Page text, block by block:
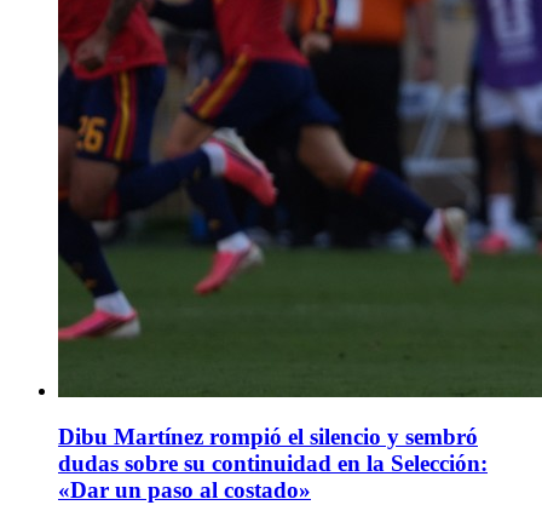
Dibu Martínez rompió el silencio y sembró
dudas sobre su continuidad en la Selección:
«Dar un paso al costado»